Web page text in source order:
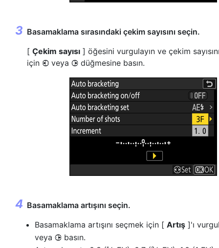
Basamaklama sırasındaki çekim sayısını seçin.
[ Çekim sayısı ] öğesini vurgulayın ve çekim
için 4 veya 2 düğmesine basın.
Basamaklama artışını seçin.
Basamaklama artışını seçmek için [ Artış ]'ı
veya 2 basın.